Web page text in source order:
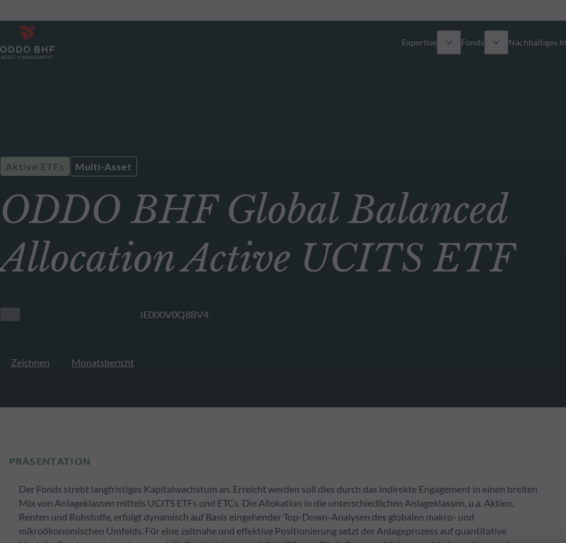
Expertise
Multi-Asset
Private Assets
Fonds
Wie kann ich Fonds zeichnen?
Nachhaltiges
ODDO BHF Global Balanced
Allocation Active UCITS ETF
Aktive ETFs Multi-Asset
IE000V0Q8BV4
Zeichnen Monatsbericht
PRÄSENTATION
Der Fonds strebt langfristiges Kapitalwachstum an. Erreicht werden soll dies durch das indirekte Engagement in einen breiten
Mix von Anlageklassen mittels UCITS ETFs und ETCs. Die Allokation in die unterschiedlichen Anlageklassen, u.a. Aktien,
Renten und Rohstoffe, erfolgt dynamisch auf Basis eingehender Top-Down-Analysen des globalen makro- und
mikroökonomischen Umfelds. Für eine zeitnahe und effektive Positionierung setzt der Anlageprozess auf quantitative